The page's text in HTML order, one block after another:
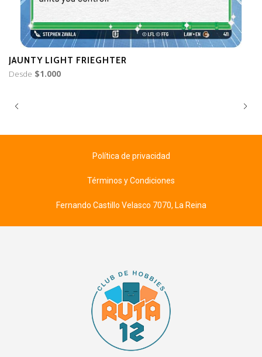
JAUNTY LIGHT FRIEGHTER
Desde $1.000
Política de privacidad
Términos y Condiciones
Fernando Castillo Velasco 7070, La Reina